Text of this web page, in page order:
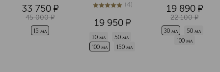
области вокруг
глаз
разглаживающий
33 750 ¤
45 000 ¤
15 мл
5из 54 (4)
19 950 ¤
30 мл
50 мл
100 мл
150 мл
19 890 ¤
22 100 ¤
30 мл
50 мл
100 мл